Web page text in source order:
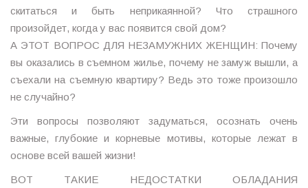
скитаться и быть неприкаянной? Что страшного
произойдет, когда у вас появится свой дом?
А ЭТОТ ВОПРОС ДЛЯ НЕЗАМУЖНИХ ЖЕНЩИН: Почему
вы оказались в съемном жилье, почему не замуж вышли, а
съехали на съемную квартиру? Ведь это тоже произошло
не случайно?
Эти вопросы позволяют задуматься, осознать очень
важные, глубокие и корневые мотивы, которые лежат в
основе всей вашей жизни!
ВОТ ТАКИЕ НЕДОСТАТКИ ОБЛАДАНИЯ